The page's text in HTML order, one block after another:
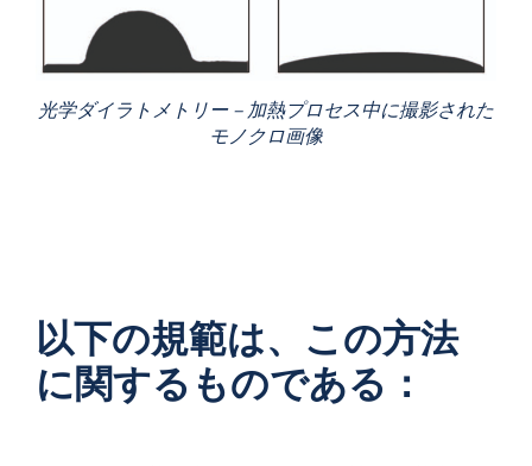
光学ダイラトメトリー – 加熱プロセス中に撮影された
モノクロ画像
以下の規範は、この方法
に関するものである：